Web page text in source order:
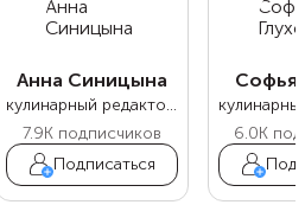
Анна Синицына
кулинарный редактор Food.ru
7.9K подписчиков
Подписаться
Софья
6.0K